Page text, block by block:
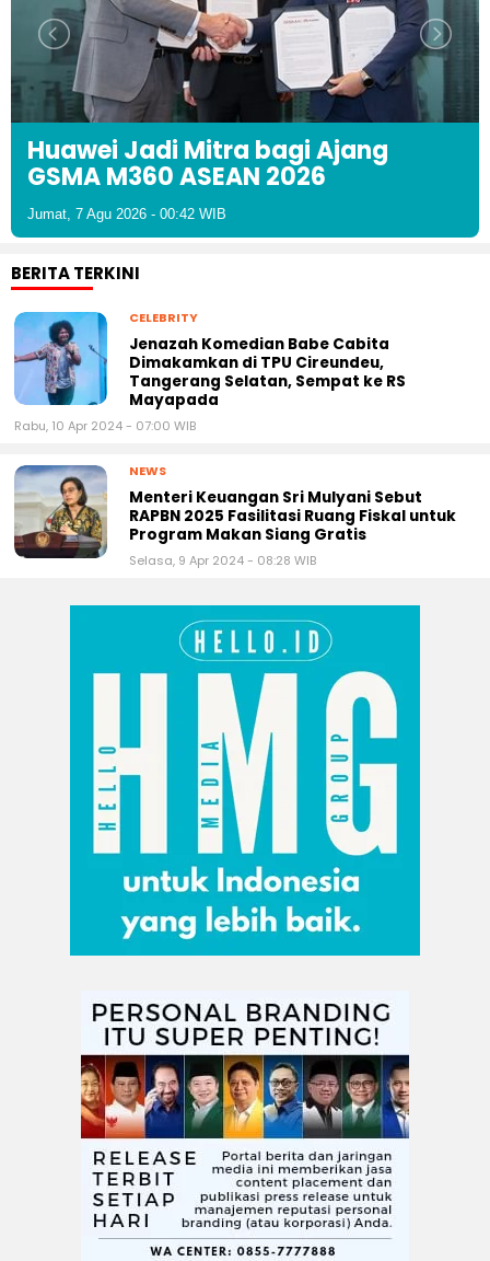
Huawei Jadi Mitra bagi Ajang
GSMA M360 ASEAN 2026
Jumat, 7 Agu 2026 - 00:42 WIB
BERITA TERKINI
CELEBRITY
Jenazah Komedian Babe Cabita
Dimakamkan di TPU Cireundeu,
Tangerang Selatan, Sempat ke RS
Mayapada
Rabu, 10 Apr 2024 - 07:00 WIB
NEWS
Menteri Keuangan Sri Mulyani Sebut
RAPBN 2025 Fasilitasi Ruang Fiskal untuk
Program Makan Siang Gratis
Selasa, 9 Apr 2024 - 08:28 WIB